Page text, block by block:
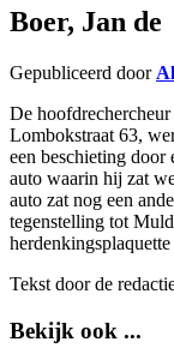
Boer, Jan de
Gepubliceerd door
De
Lombokstraat 63,
een beschieting
auto waarin hij zat
auto zat nog een
tegenstelling tot
Tekst door de
Bekijk ook ...